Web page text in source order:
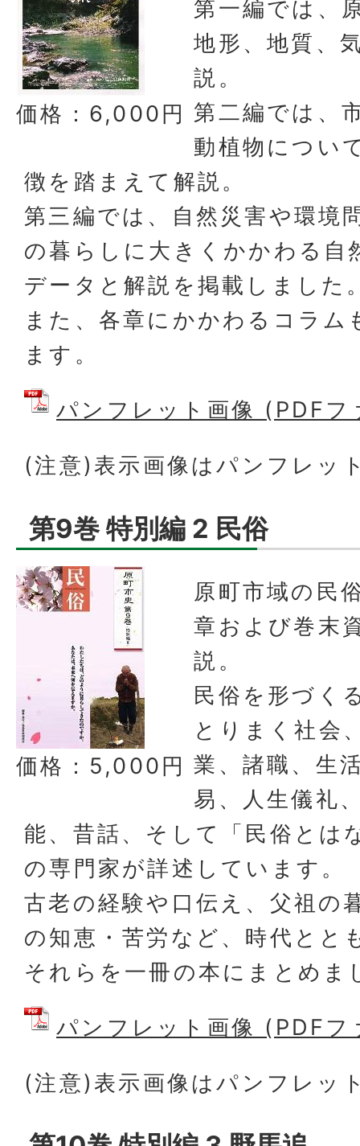
価格：6,000円
第一編では、
地形、地質、
説。
第二編では、
動植物につい
徴を踏まえて解説。
第三編では、自然災害や環境
の暮らしに大きくかかわる自
データと解説を掲載しました
また、各章にかかわるコラム
ます。
パンフレット画像 (PDF
(注意)表示画像はパンフレッ
第9巻 特別編 2 民俗
価格：5,000円
原町市域の民
章および巻末
説。
民俗を形づく
とりまく社会
業、諸職、生
易、人生儀礼
能、昔話、そして「民俗とは
の専門家が詳述しています。
古老の経験や口伝え、父祖の
の知恵・苦労など、時代とと
それらを一冊の本にまとめま
パンフレット画像 (PDF
(注意)表示画像はパンフレッ